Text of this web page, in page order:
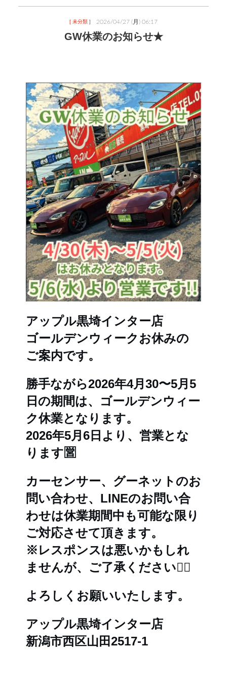
[ 未分類 ] 2026/04/27 (月) 06:17
GW休業のお知らせ★
アップル黒埼インター店
ゴールデンウィークお休みの
ご案内です。
勝手ながら2026年4月30〜5月5
日の期間は、ゴールデンウィー
ク休業となります。
2026年5月6日より、営業とな
ります🈺
カーセンサー、グーネットのお
問い合わせ、LINEのお問い合
わせは休業期間中も可能な限り
ご対応させて頂きます。
※レスポンスは悪いかもしれ
ませんが、ご了承ください🙇‍♂️
よろしくお願いいたします。
アップル黒埼インター店
新潟市西区山田2517-1